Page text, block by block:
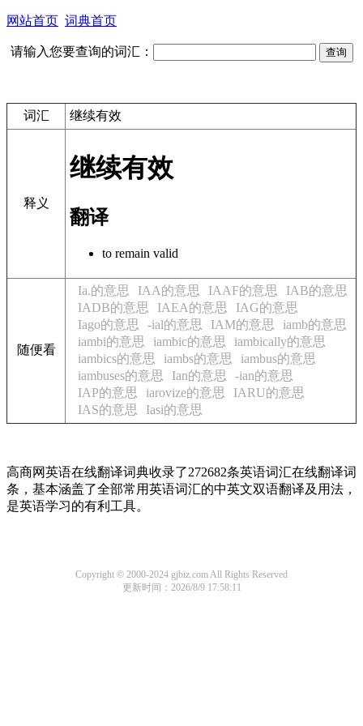
网站首页 词典首页
请输入您要查询的词汇：
词汇 继续有效
释义
继续有效
翻译
to remain valid
随便看
Ia.的意思 IAA的意思 IAAF的意思
IAB的意思
IADB的意思
IAEA的意思
IAG的意思
Iago的意思
-ial的意思 IAM的意思
iamb的意思
iambi的意思
iambic的意思
iambically的意思
iambics的意思
iambs的意思
iambus的意思
iambuses的意思
Ian的意思
-ian的意思
IAP的意思
iarovize的意思
IARU的意思
IAS的意思
Iasi的意思
高商网英语在线翻译词典收录了272682条英语词汇在线翻译词
条，基本涵盖了全部常用英语词汇的中英文双语翻译及用法，
是英语学习的有利工具。
Copyright © 2000-2024 gjbiz.com All Rights Reserved
更新时间：2026/8/9 17:58:11